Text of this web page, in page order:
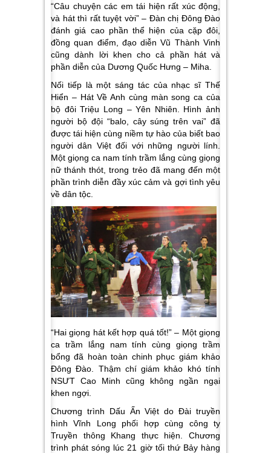
“Câu chuyện các em tái hiện rất xúc động,
và hát thì rất tuyệt vời” – Đàn chị Đông Đào
đánh giá cao phần thể hiện của cặp đôi,
đồng quan điểm, đạo diễn Vũ Thành Vinh
cũng dành lời khen cho cả phần hát và
phần diễn của Dương Quốc Hưng – Miha.
Nối tiếp là một sáng tác của nhạc sĩ Thế
Hiển –Hát Về Anh cùng màn song ca của
bộ đôiTriệu Long – Yên Nhiên. Hình ảnh
người bộ đội “balo, cây súng trên vai” đã
được tái hiện cùng niềm tự hào của biết bao
người dân Việt đối với những người lính.
Một giọng ca nam tính trầm lắng cùng giọng
nữ thánh thót, trong trẻo đã mang đến một
phần trình diễn đầy xúc cảm và gợi tình yêu
về dân tộc.
“Hai giọng hát kết hợp quá tốt!” – Một giọng
ca trầm lắng nam tính cùng giọng trầm
bổng đã hoàn toàn chinh phục giám khảo
Đông Đào. Thậm chí giám khảo khó tính
NSƯT Cao Minh cũng không ngần ngại
khen ngợi.
Chương trình Dấu Ấn Việtdo Đài truyền
hình Vĩnh Long phối hợp cùng công ty
Truyền thông Khang thực hiện. Chương
trình phát sóng lúc 21 giờ tối thứ Bảy hàng